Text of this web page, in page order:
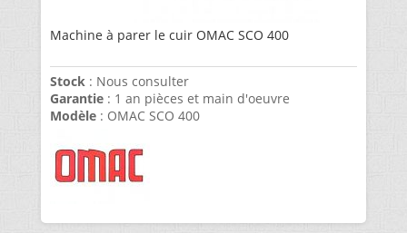
Machine à parer le cuir OMAC SCO 400
Stock : Nous consulter
Garantie: 1 an pièces et main d'oeuvre
Modèle: OMAC SCO 400